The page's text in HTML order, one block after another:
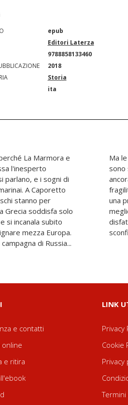
epub
Editori Laterza
9788858133460
2018
Storia
ita
La Marmora e
l'inesperto
parlano, e i sogni di
A Caporetto
stanno per
Grecia soddisfa solo
si incanala subito
mezza Europa.
di Russia...
Ma
sono
una
e contatti
online
e ritira
LINK
Privacy
Cookie